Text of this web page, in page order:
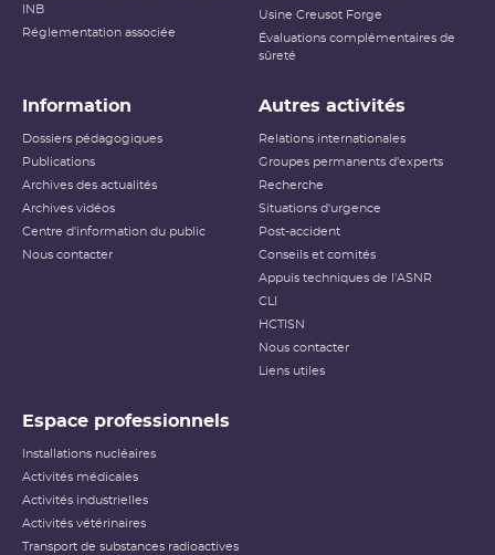
INB
Réglementation associée
Usine Creusot Forge
Évaluations complémentaires de
sûreté
Information
Dossiers pédagogiques
Publications
Archives des actualités
Archives vidéos
Centre d'information du public
Nous contacter
Autres activités
Relations internationales
Groupes permanents d'experts
Recherche
Situations d'urgence
Post-accident
Conseils et comités
Appuis techniques de l'ASNR
CLI
HCTISN
Nous contacter
Liens utiles
Espace professionnels
Installations nucléaires
Activités médicales
Activités industrielles
Activités vétérinaires
Transport de substances radioactives